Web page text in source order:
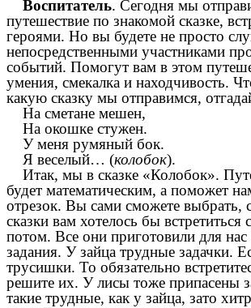
Воспитатель. Сегодня мы
путешествие по знакомой сказке,
героями. Но вы будете не просто
непосредственными участниками
событий. Помогут вам в этом
умения, смекалка и находчивость.
какую сказку мы отправимся,
На сметане мешен,
На окошке стужен.
У меня румяный бок.
Я веселый… (колобок).
Итак, мы в сказке «Колобок».
будет математическим, а поможет
отрезок. Вы сами сможете выбрать,
сказки вам хотелось бы встретиться
потом. Все они приготовили для нас
задания. У зайца трудные задачки.
трусишки. То обязательно
решите их. У лисы тоже припасены
такие трудные, как у зайца, зато